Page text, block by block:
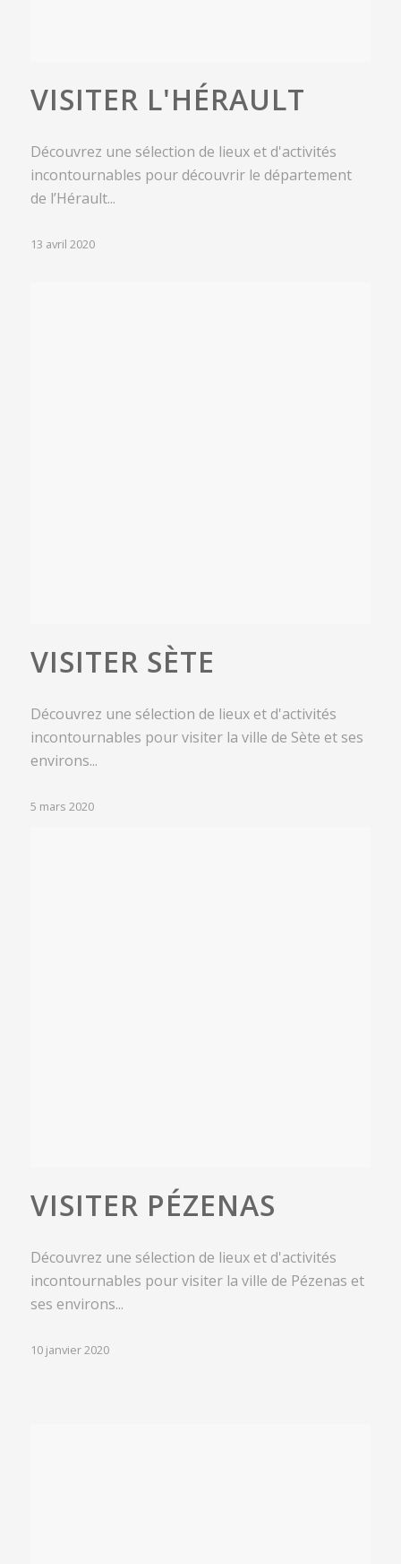
VISITER L'HÉRAULT
Découvrez une sélection de lieux et d'activités
incontournables pour découvrir le département
de l’Hérault...
13 avril 2020
VISITER SÈTE
Découvrez une sélection de lieux et d'activités
incontournables pour visiter la ville de Sète et ses
environs...
5 mars 2020
VISITER PÉZENAS
Découvrez une sélection de lieux et d'activités
incontournables pour visiter la ville de Pézenas et
ses environs...
10 janvier 2020